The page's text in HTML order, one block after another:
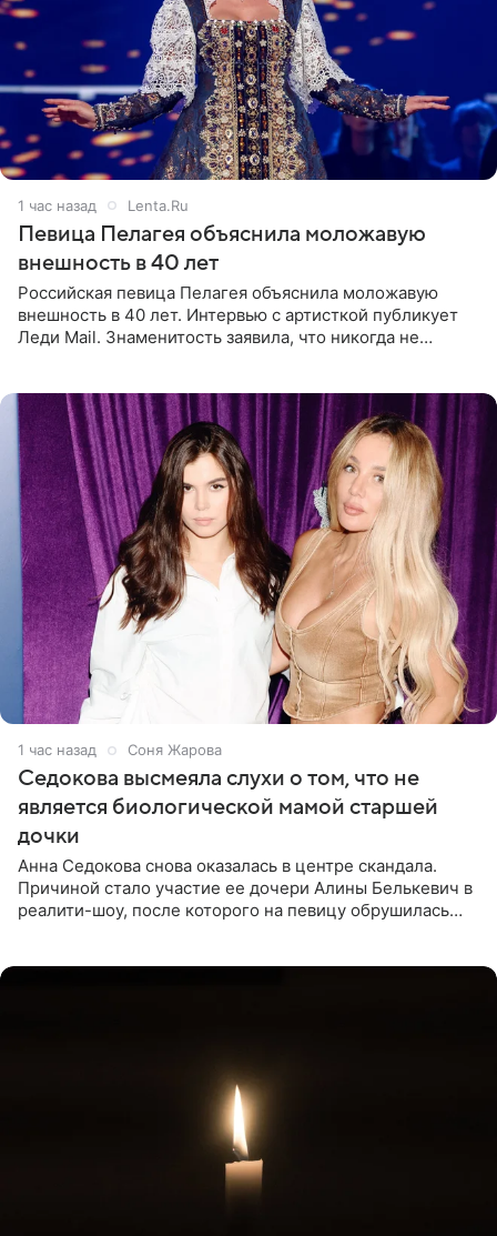
1 час назад Lenta.Ru
Певица Пелагея объяснила моложавую
внешность в 40 лет
Российская певица Пелагея объяснила моложавую
внешность в 40 лет. Интервью с артисткой публикует
Леди Mail. Знаменитость заявила, что никогда не
1 час назад Соня Жарова
Седокова высмеяла слухи о том, что не
является биологической мамой старшей
дочки
Анна Седокова снова оказалась в центре скандала.
Причиной стало участие ее дочери Алины Белькевич в
реалити-шоу, после которого на певицу обрушилась